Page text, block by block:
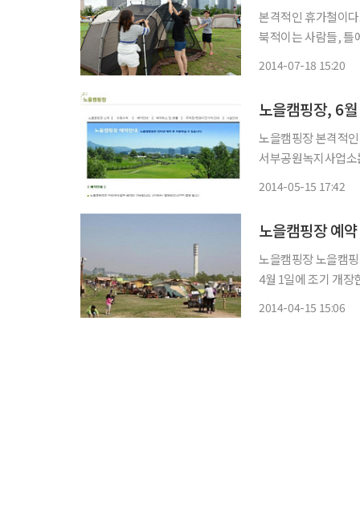
본격적인 휴가철이
북적이는 사람들, 틀
2014-07-18 15:20
노을캠핑장, 6
노을캠핑장 본격적인 캠핑시즌을 맞아 월드컵 공원 노을캠핑장의 예약이 시작됐다. 서울시
서부공원녹지사업소
2014-05-15 17:42
노을캠핑장 예
노을캠핑장 노을캠핑장 예약이 15일 2시 시작됐다. 서울시는 월드컵경기장 옆 노을캠핑장을
4월 1일에 조기 개장
2014-04-15 15:06